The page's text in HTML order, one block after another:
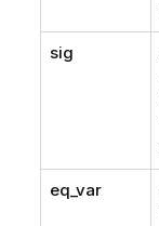
sig
eq_var